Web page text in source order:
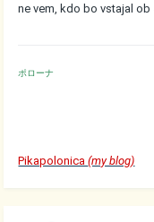
ne vem, kdo bo vstajal ob
ポローナ
Pikapolonica(my blog)